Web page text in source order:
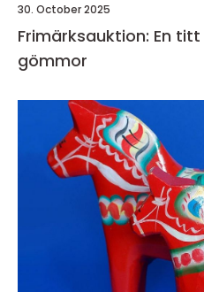
30. October 2025
Frimärksauktion: En
gömmor